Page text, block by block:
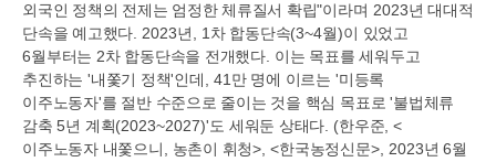
외국인 정책의 전제는 엄정한 체류질서 확립"이라며 2023년 대대적
단속을 예고했다. 2023년, 1차 합동단속(3~4월)이 있었고
6월부터는 2차 합동단속을 전개했다. 이는 목표를 세워두고
추진하는 '내쫓기 정책'인데, 41만 명에 이르는 '미등록
이주노동자'를 절반 수준으로 줄이는 것을 핵심 목표로'불법체류
감축5년 계획(2023~2027)'도 세워둔 상태다. (한우준, <
이주노동자 내쫓으니, 농촌이 휘청>, <한국농정신문>, 2023년6월